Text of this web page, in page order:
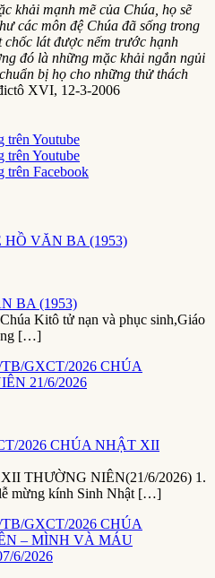
khải mạnh mẽ của Chúa, họ sẽ
các môn đệ Chúa đã sống trong
chốc lát được nếm trước hạnh
đó là những mặc khải ngắn ngủi
bị họ cho những thử thách
XVI, 12-3-2006
BA (1953)
Kitô tử nạn và phục sinh,Giáo
[…]
2026 CHÚA NHẬT XII
THƯỜNG NIÊN(21/6/2026) 1.
mừng kính Sinh Nhật […]